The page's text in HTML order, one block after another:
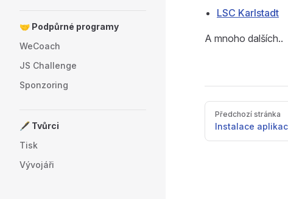
🤝 Podpůrné programy
WeCoach
JS Challenge
Sponzoring
🖋️ Tvůrci
Tisk
Vývojáři
LSC Karlstadt
A mnoho dalších..
Pager
Předchozí stránka
Instalace